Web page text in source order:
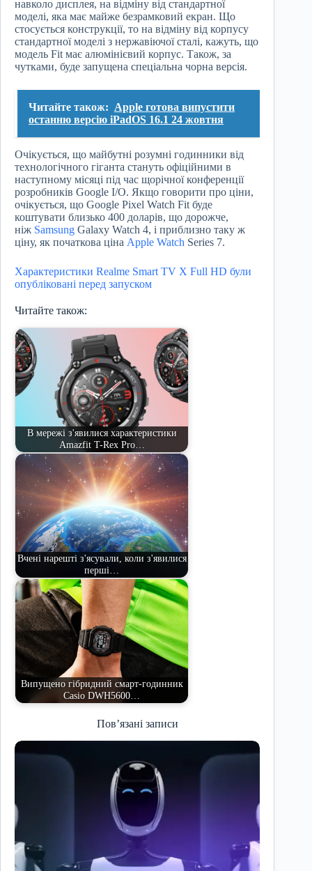
навколо дисплея, на відміну від стандартної
моделі, яка має майже безрамковий екран. Що
стосується конструкції, то на відміну від корпусу
стандартної моделі з нержавіючої сталі, кажуть, що
модель Fit має алюмінієвий корпус. Також, за
чутками, буде запущена спеціальна чорна версія.
Читайте також: Apple готова випустити
останню версію iPadOS 16.1 24 жовтня
Очікується, що майбутні розумні годинники від
технологічного гіганта стануть офіційними в
наступному місяці під час щорічної конференції
розробників Google I/O. Якщо говорити про ціни,
очікується, що Google Pixel Watch Fit буде
коштувати близько 400 доларів, що дорожче,
ніж Samsung Galaxy Watch 4, і приблизно таку ж
ціну, як початкова ціна Apple Watch Series 7.
Характеристики Realme Smart TV X Full HD були
опубліковані перед запуском
Читайте також:
В мережі з'явилися характеристики
Amazfit T-Rex Pro…
Вчені нарешті з'ясували, коли з'явилися
перші…
Випущено гібридний смарт-годинник
Casio DWH5600…
Пов’язані записи